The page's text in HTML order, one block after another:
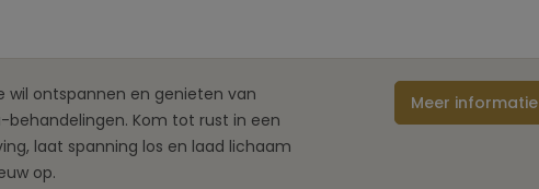
wil ontspannen en genieten van
behandelingen. Kom tot rust in een
laat spanning los en laad lichaam
op.
Meer informatie